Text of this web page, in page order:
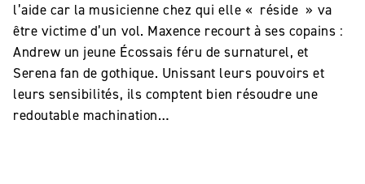
l’aide car la musicienne chez qui elle « réside » va
être victime d’un vol. Maxence recourt à ses copains :
Andrew un jeune Écossais féru de surnaturel, et
Serena fan de gothique. Unissant leurs pouvoirs et
leurs sensibilités, ils comptent bien résoudre une
redoutable machination…